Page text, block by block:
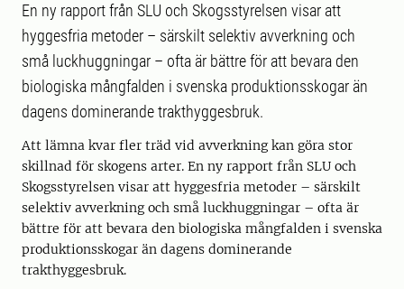
En ny rapport från SLU och Skogsstyrelsen visar att
hyggesfria metoder – särskilt selektiv avverkning och
små luckhuggningar – ofta är bättre för att bevara den
biologiska mångfalden i svenska produktionsskogar än
dagens dominerande trakthyggesbruk.
Att lämna kvar fler träd vid avverkning kan göra stor
skillnad för skogens arter. En ny rapport från SLU och
Skogsstyrelsen visar att hyggesfria metoder – särskilt
selektiv avverkning och små luckhuggningar – ofta är
bättre för att bevara den biologiska mångfalden i svenska
produktionsskogar än dagens dominerande
trakthyggesbruk.